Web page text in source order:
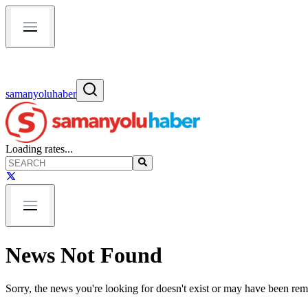
samanyoluhaber
Loading rates...
News Not Found
Sorry, the news you're looking for doesn't exist or may have been